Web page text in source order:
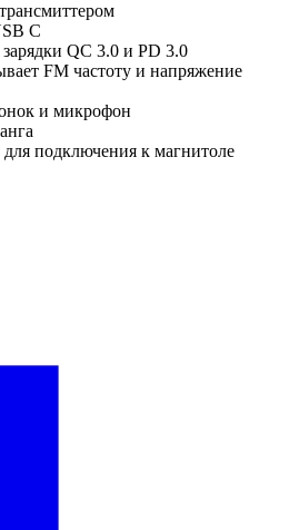
C
QC 3.0 и PD 3.0
FM частоту и напряжение
и микрофон
подключения к магнитоле